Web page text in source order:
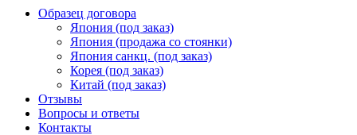
Образец договора
Япония (под заказ)
Япония (продажа со стоянки)
Япония санкц. (под заказ)
Корея (под заказ)
Китай (под заказ)
Отзывы
Вопросы и ответы
Контакты